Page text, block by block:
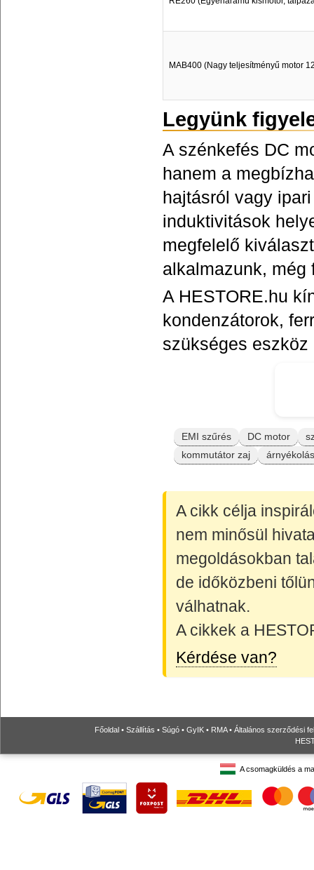
MAB400 (Nagy teljesítményű motor
Legyünk
A szénkefés DC
hanem a
hajtásról vagy
induktivitások
megfelelő
alkalmazunk, még
A HESTORE.hu
kondenzátorok,
szükséges
EMI szűrés DC motor
kommutátor zaj
árnyékolás
A cikk célja
nem minősül
megoldásokban
de időközbeni
válhatnak.
A cikkek a
Kérdése van?
Főoldal • Szállítás • Súgó • GyIK • RMA• Általános szerződési
A csomagküldés a